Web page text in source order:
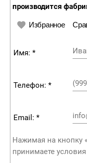
производится
Избранное
Имя: *
Телефон: *
Email: *
Нажимая на кнопку
принимаете условия